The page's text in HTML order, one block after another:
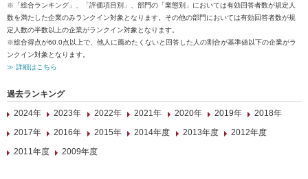
※「総合ランキング」、「評価項目別」、部門の「業態別」においては有効回答者数が規定人
数を満たした企業のみランクイン対象となります。その他の部門においては有効回答者数が規
定人数の半数以上の企業がランクイン対象となります。
※総合得点が60.0点以上で、他人に薦めたくないと回答した人の割合が基準値以下の企業がラ
ンクイン対象となります。
≫ 詳細はこちら
過去ランキング
2024年
2023年 2022年 2021年 2020年 2019年
2018年
2017年
2016年 2015年 2014年度 2013年度
2012年度
2011年度
2009年度